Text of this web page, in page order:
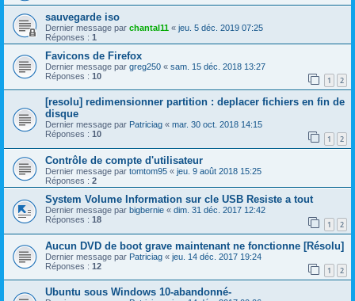
sauvegarde iso
Dernier message par chantal11 « jeu. 5 déc. 2019 07:25
Réponses : 1
Favicons de Firefox
Dernier message par greg250 « sam. 15 déc. 2018 13:27
Réponses : 10 1 2
[resolu] redimensionner partition : deplacer fichiers en fin de
disque
Dernier message par Patriciag « mar. 30 oct. 2018 14:15
Réponses : 10 1 2
Contrôle de compte d'utilisateur
Dernier message par tomtom95 « jeu. 9 août 2018 15:25
Réponses : 2
System Volume Information sur cle USB Resiste a tout
Dernier message par bigbernie « dim. 31 déc. 2017 12:42
Réponses : 18 1 2
Aucun DVD de boot grave maintenant ne fonctionne [Résolu]
Dernier message par Patriciag « jeu. 14 déc. 2017 19:24
Réponses : 12 1 2
Ubuntu sous Windows 10-abandonné-